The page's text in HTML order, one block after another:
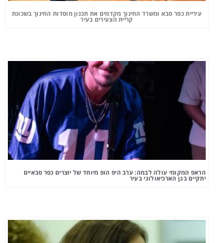
עיריית כפר סבא ומשרד החינוך מקדמים את תכנון מוסדות החינוך בשכונת
קריית הצעירים בעיר
הראפ המקומי עולה לבמה: ערב היפ הופ מיוחד של יוצרים כפר סבאיים
יתקיים בגן הארכיאולוגי בעיר